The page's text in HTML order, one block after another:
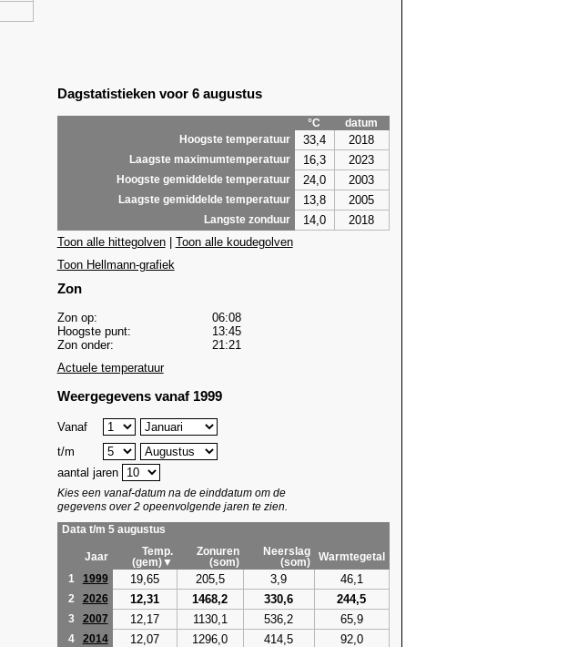
Dagstatistieken voor 6 augustus
°C
datum
Hoogste temperatuur
33,4 2018
Laagste maximumtemperatuur 16,3 2023
Hoogste gemiddelde temperatuur 24,0 2003
Laagste gemiddelde temperatuur 13,8 2005
Langste zonduur 14,0
2018
Toon alle hittegolven| Toon alle koudegolven
Toon Hellmann-grafiek
Zon
Zon op:
06:08
Hoogste punt:
13:45
Zon onder:
21:21
Actuele temperatuur
Weergegevens vanaf 1999
Vanaf
t/m
aantal jaren
Kies een vanaf-datum na de einddatum om de
gegevens over 2 opeenvolgende jaren te zien.
Data t/m 5 augustus
Jaar
Temp.
(gem)▼
Zonuren
(som)
Neerslag
(som)
Warmtegetal
1
1999 19,65 205,5 3,9 46,1
2 2026 12,31 1468,2 330,6 244,5
3 2007 12,17 1130,1 536,2 65,9
4 2014 12,07 1296,0 414,5 92,0